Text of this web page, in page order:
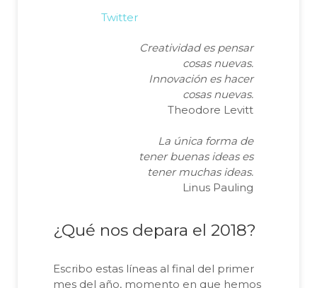
Twitter
Creatividad es pensar
cosas nuevas.
Innovación es hacer
cosas nuevas.
Theodore Levitt
La única forma de
tener buenas ideas es
tener muchas ideas.
Linus Pauling
¿Qué nos depara el 2018?
Escribo estas líneas al final del primer
mes del año, momento en que hemos